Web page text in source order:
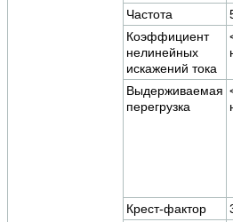
Частота
Коэффициент
нелинейных
искажений тока
Выдерживаемая
перегрузка
Крест-фактор